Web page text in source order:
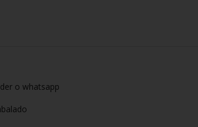
o whatsapp